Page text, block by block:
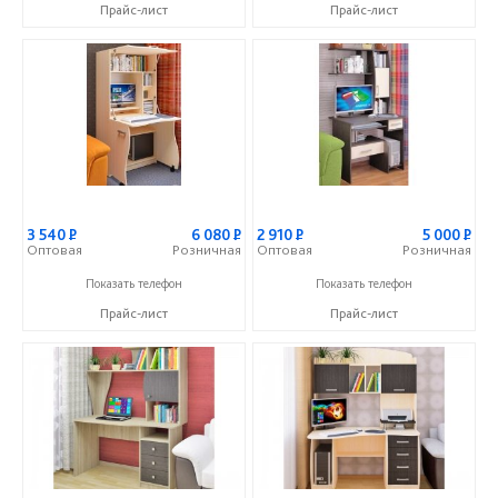
Прайс-лист Прайс-лист
3 540Р
Оптовая
6 080Р
Розничная
+7 (861) 227-87-87
Показать телефон
Прайс-лист
2 910Р
Оптовая
5 000Р
Розничная
+7 (861) 227-87-87
Показать телефон
Прайс-лист